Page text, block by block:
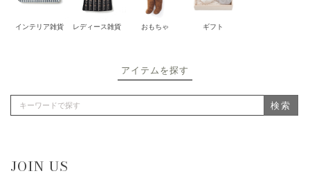
インテリア雑貨 レディース雑貨 おもちゃ ギフト
アイテムを探す
検索
JOIN US